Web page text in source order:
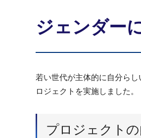
ジェンダー
若い世代が主体的に自分ら
ロジェクトを実施しました。
プロジェクト